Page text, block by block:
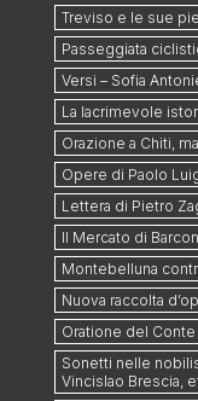
Treviso e le sue
Passeggiata
Versi – Sofia
La lacrimevole
Orazione a Chiti,
Opere di Paolo
Lettera di Pietro
Il Mercato di Barcon
Montebelluna
Nuova raccolta
Oratione del
Sonetti nelle
Vincislao Brescia,